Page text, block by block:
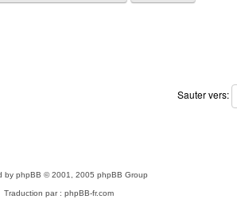
Sauter vers:
by phpBB © 2001, 2005 phpBB Group
Traduction par : phpBB-fr.com